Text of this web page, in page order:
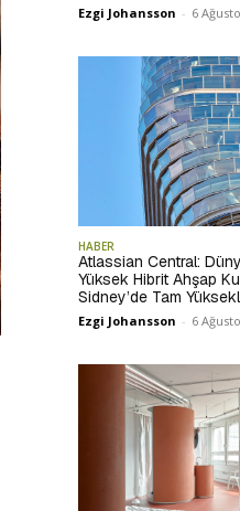
Ezgi Johansson - 6
HABER
Atlassian Central:
Yüksek Hibrit Ahşap
Sidney’de Tam
Ezgi Johansson - 6